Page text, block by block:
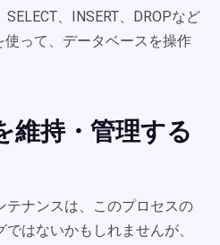
、INSERT、DROPなど
って、データベースを操作
維持・管理する
テナンスは、このプロセスの
はないかもしれませんが、